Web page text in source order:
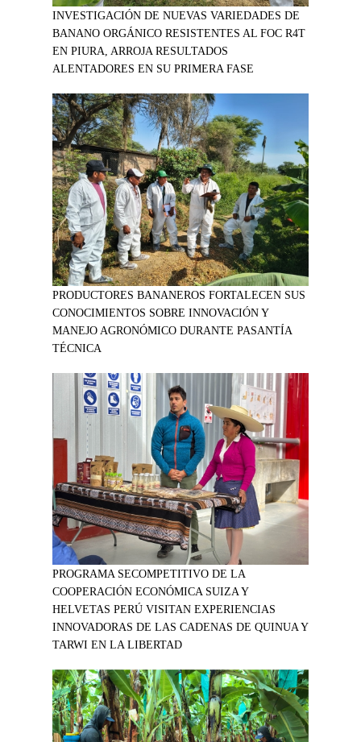
INVESTIGACIÓN DE NUEVAS VARIEDADES DE
BANANO ORGÁNICO RESISTENTES AL FOC R4T
EN PIURA, ARROJA RESULTADOS
ALENTADORES EN SU PRIMERA FASE
PRODUCTORES BANANEROS FORTALECEN SUS
CONOCIMIENTOS SOBRE INNOVACIÓN Y
MANEJO AGRONÓMICO DURANTE PASANTÍA
TÉCNICA
PROGRAMA SECOMPETITIVO DE LA
COOPERACIÓN ECONÓMICA SUIZA Y
HELVETAS PERÚ VISITAN EXPERIENCIAS
INNOVADORAS DE LAS CADENAS DE QUINUA Y
TARWI EN LA LIBERTAD